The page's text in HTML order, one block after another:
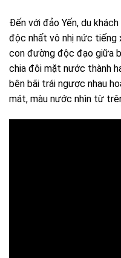
Đến với đảo Yến, du
độc nhất vô nhị nức tiếng
con đường độc đạo giữa
chia đôi mặt nước thành
bên bãi trái ngược nhau
mát, màu nước nhìn từ